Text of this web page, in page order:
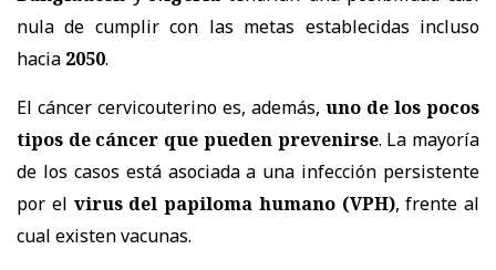
nula de cumplir con las metas establecidas incluso
hacia 2050.
El cáncer cervicouterino es, además, uno de los pocos
tipos de cáncer que pueden prevenirse. La mayoría
de los casos está asociada a una infección persistente
por el virus del papiloma humano (VPH), frente al
cual existen vacunas.